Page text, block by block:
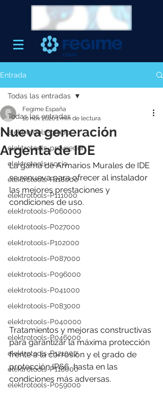
Entrada
Todas las entradas
elektrotools-grupo
elektrotools-proveedor
elektrotools-socio
elektrotools-P118000
elektrotools-P111000
elektrotools-P060000
elektrotools-P027000
elektrotools-P102000
elektrotools-P087000
elektrotools-P096000
elektrotools-P041000
elektrotools-P083000
elektrotools-P040000
elektrotools-P046000
elektrotools-P121000
elektrotools-P118000
elektrotools-P059000
Todas las entradas
Nueva generación
Argenta de IDE
Fegime España
10 nov 20201 min de lectura
La gama de Armarios Murales de IDE
se renueva para ofrecer al instalador
las mejores prestaciones y
condiciones de uso.
Tratamientos y mejoras constructivas
para garantizar la máxima protección
frente a la corrosión y el grado de
protección IP66, hasta en las
condiciones más adversas.